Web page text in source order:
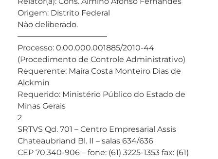
Origem: Distrito Federal
Não deliberado.
———————————–
Processo: 0.00.000.001885/2010-44
(Procedimento de Controle Administrativo)
Requerente: Maira Costa Monteiro Dias de
Alckmin
Requerido: Ministério Público do Estado de
Minas Gerais
2
SRTVS Qd. 701 – Centro Empresarial Assis
Chateaubriand Bl. II – salas 634/636
CEP 70.340-906 – fone: (61) 3225-1353 fax: (61)